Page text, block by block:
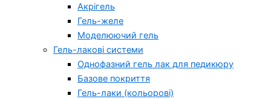
Акрігель
Гель-желе
Моделюючий гель
Гель-лакові системи
Однофазний гель лак для педикюру
Базове покриття
Гель-лаки (кольорові)